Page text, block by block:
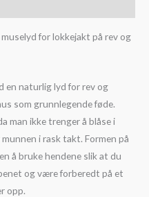
for lokkejakt på rev og
en naturlig lyd for rev og
som grunnlegende føde.
man ikke trenger å blåse i
i rask takt. Formen på
å bruke hendene slik at du
og være forberedt på et
opp.